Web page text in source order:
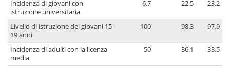
Incidenza di giovani con
istruzione universitaria
6.7 22.5 23.2
Livello di istruzione dei giovani 15-
19 anni
100 98.3 97.9
Incidenza di adulti con la licenza
media
50 36.1 33.5